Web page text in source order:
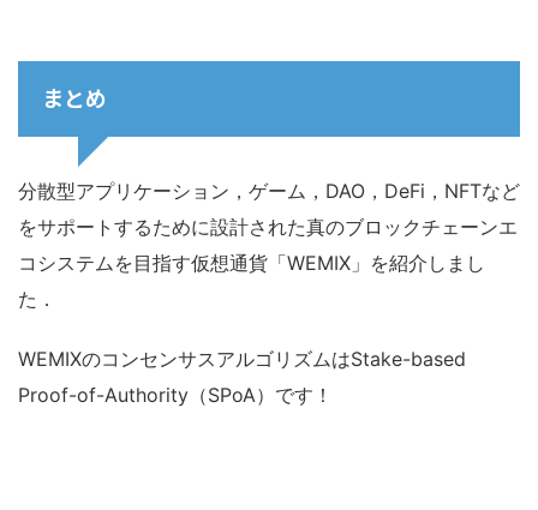
まとめ
分散型アプリケーション，ゲーム，DAO，DeFi，NFTなど
をサポートするために設計された真のブロックチェーンエ
コシステムを目指す仮想通貨「WEMIX」を紹介しまし
た．
WEMIXのコンセンサスアルゴリズムはStake-based
Proof-of-Authority（SPoA）です！